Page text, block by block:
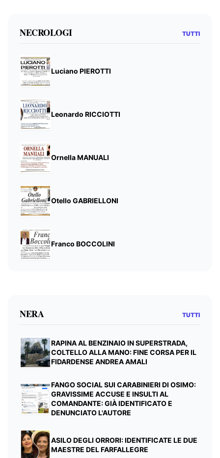
NECROLOGI TUTTI
Luciano PIEROTTI
Leonardo RICCIOTTI
Ornella MANUALI
Otello GABRIELLONI
Franco BOCCOLINI
NERA TUTTI
RAPINA AL BENZINAIO IN SUPERSTRADA,
COLTELLO ALLA MANO: FINE CORSA PER IL
FIDARDENSE ANDREA AMALI
FANGO SOCIAL SUI CARABINIERI DI OSIMO:
GRAVISSIME ACCUSE E INSULTI AL
COMANDANTE: GIÀ IDENTIFICATO E
DENUNCIATO L'AUTORE
ASILO DEGLI ORRORI: IDENTIFICATE LE DUE
MAESTRE DEL FARFALLEGRE